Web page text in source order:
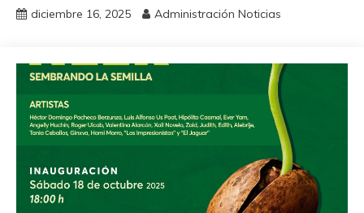
diciembre 16, 2025 Administración Noticias